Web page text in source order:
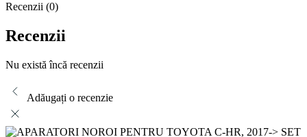
Recenzii (0)
Recenzii
Nu există încă recenzii
Adăugați o recenzie